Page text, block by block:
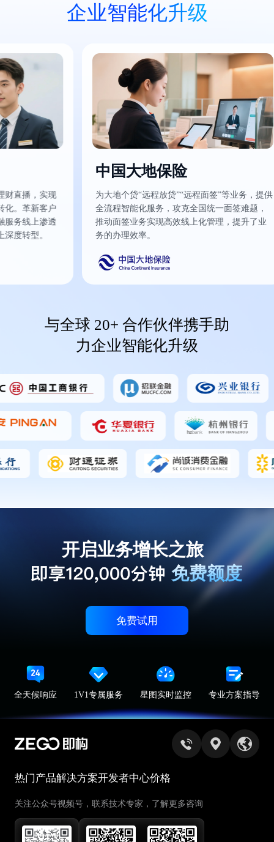
企业智能化升级
，实现
新客户
上渗透
型。
中国大地保险
为大地个贷“远程放贷”“远程面签”等业务，提供
全流程智能化服务，攻克全国统一面签难题，
推动面签业务实现高效线上化管理，提升了业
务的办理效率。
与全球 20+ 合作伙伴携手助
力企业智能化升级
开启业务增长之旅
免费额度
免费试用
全天候响应 1V1专属服务 星图实时监控 专业方案指导
热门产品解决方案开发者中心价格
关注公众号视频号，联系技术专家，了解更多咨询